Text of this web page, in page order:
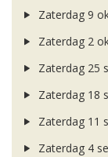
Zaterdag 9
Zaterdag 2
Zaterdag 25
Zaterdag 18
Zaterdag 11
Zaterdag 4